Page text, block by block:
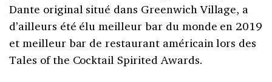
Dante original situé dans Greenwich Village, a
d’ailleurs été élu meilleur bar du monde en 2019
et meilleur bar de restaurant américain lors des
Tales of the Cocktail Spirited Awards.